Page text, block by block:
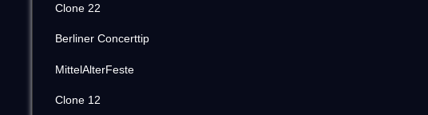
Clone 22
Berliner Concerttip
MittelAlterFeste
Clone 12